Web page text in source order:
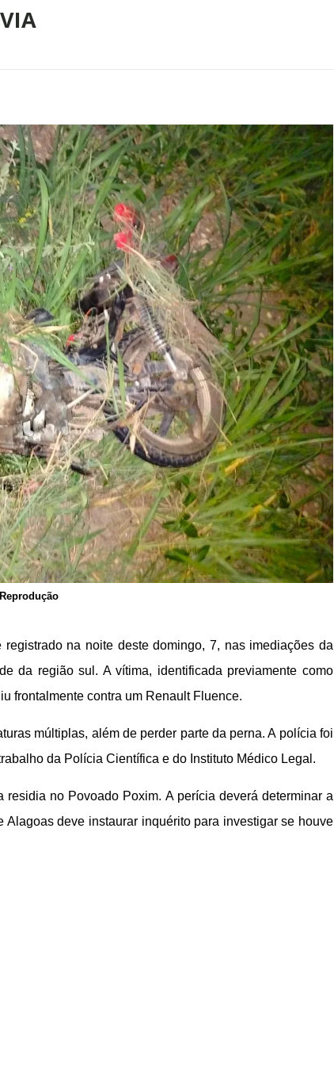
Reprodução
na noite deste domingo, 7, nas imediações da
da região sul. A vítima, identificada previamente como
frontalmente contra um Renault Fluence.
múltiplas, além de perder parte da perna. A polícia foi
da Polícia Científica e do Instituto Médico Legal.
no Povoado Poxim. A perícia deverá determinar a
deve instaurar inquérito para investigar se houve